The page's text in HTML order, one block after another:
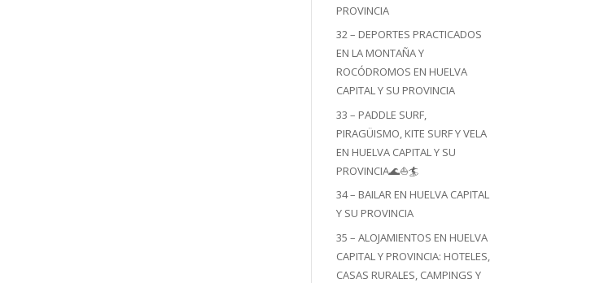
PROVINCIA
32 – DEPORTES PRACTICADOS
EN LA MONTAÑA Y
ROCÓDROMOS EN HUELVA
CAPITAL Y SU PROVINCIA
33 – PADDLE SURF,
PIRAGÜISMO, KITE SURF Y VELA
EN HUELVA CAPITAL Y SU
PROVINCIA🌊⛵🏄
34 – BAILAR EN HUELVA CAPITAL
Y SU PROVINCIA
35 – ALOJAMIENTOS EN HUELVA
CAPITAL Y PROVINCIA: HOTELES,
CASAS RURALES, CAMPINGS Y